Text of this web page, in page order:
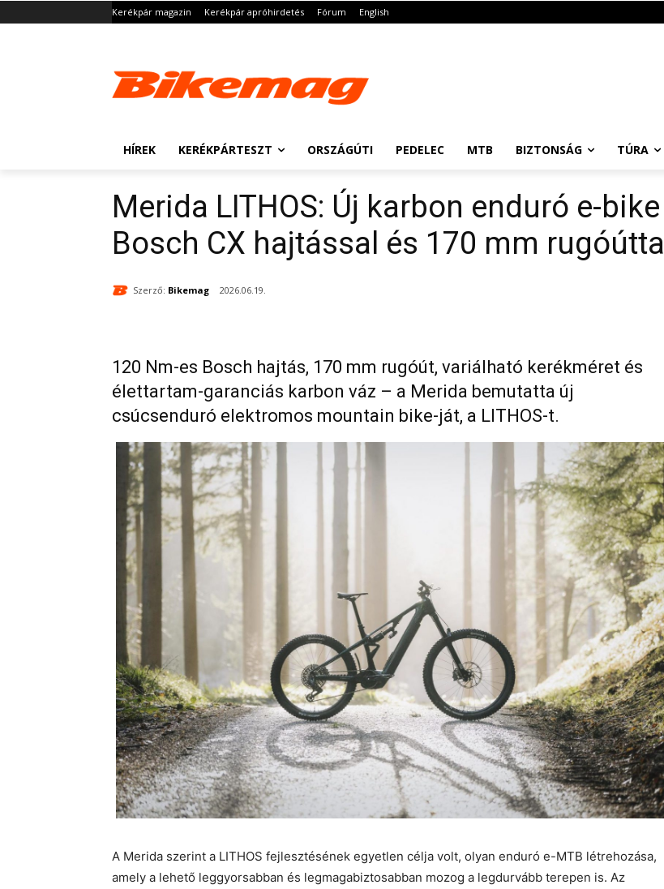
Kerékpár magazin Kerékpár apróhirdetés Fórum English
HÍREK KERÉKPÁRTESZT ORSZÁGÚTI PEDELEC MTB BIZTONSÁG TÚRA
Merida LITHOS: Új karbon enduró e-bike
Bosch CX hajtással és 170 mm rugóúttal
Szerző: Bikemag 2026.06.19.
120 Nm-es Bosch hajtás, 170 mm rugóút, variálható kerékméret és
élettartam-garanciás karbon váz – a Merida bemutatta új
csúcsenduró elektromos mountain bike-ját, a LITHOS-t.
A Merida szerint a LITHOS fejlesztésének egyetlen célja volt, olyan enduró e-MTB létrehozása,
amely a lehető leggyorsabban és legmagabiztosabban mozog a legdurvább terepen is. Az